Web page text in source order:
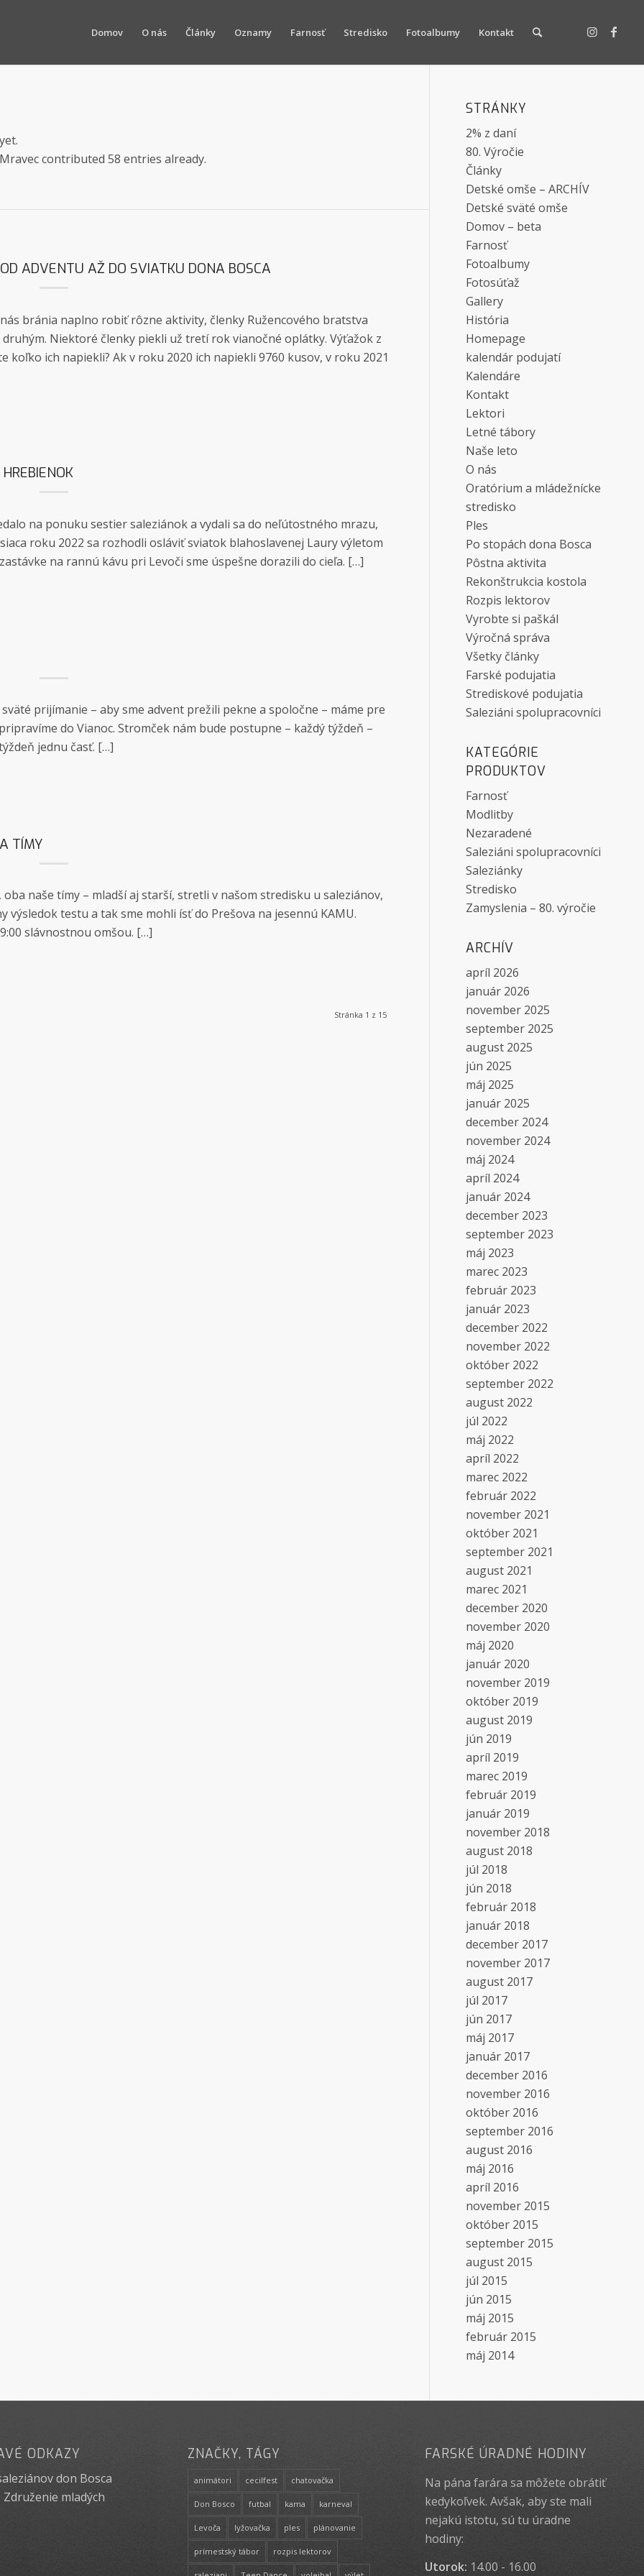
Domov O nás Články Oznamy Farnosť Stredisko Fotoalbumy Kontakt
contributed 58 entries already.
ADVENTU AŽ DO SVIATKU DONA BOSCA
bránia naplno robiť rôzne aktivity, členky Ružencového bratstva
Niektoré členky piekli už tretí rok vianočné oplátky. Výťažok z
ich napiekli? Ak v roku 2020 ich napiekli 9760 kusov, v roku 2021
na ponuku sestier saleziánok a vydali sa do neľútostného mrazu,
roku 2022 sa rozhodli osláviť sviatok blahoslavenej Laury výletom
na rannú kávu pri Levoči sme úspešne dorazili do cieľa. […]
prijímanie – aby sme advent prežili pekne a spoločne – máme pre
do Vianoc. Stromček nám bude postupne – každý týždeň –
jednu časť. […]
TÍMY
naše tímy – mladší aj starší, stretli v našom stredisku u saleziánov,
výsledok testu a tak sme mohli ísť do Prešova na jesennú KAMU.
slávnostnou omšou. […]
Stránka 1 z 15
STRÁNKY
2% z daní
80. Výročie
Články
Detské omše – ARCHÍV
Detské sväté omše
Domov – beta
Farnosť
Fotoalbumy
Fotosúťaž
Gallery
História
Homepage
kalendár podujatí
Kalendáre
Kontakt
Lektori
Letné tábory
Naše leto
O nás
Oratórium a mládežnícke
stredisko
Ples
Po stopách dona Bosca
Pôstna aktivita
Rekonštrukcia kostola
Rozpis lektorov
Vyrobte si paškál
Výročná správa
Všetky články
Farské podujatia
Strediskové podujatia
Saleziáni spolupracovníci
KATEGÓRIE
PRODUKTOV
Farnosť
Modlitby
Nezaradené
Saleziáni spolupracovníci
Saleziánky
Stredisko
Zamyslenia – 80. výročie
ARCHÍV
apríl 2026
január 2026
november 2025
september 2025
august 2025
jún 2025
máj 2025
január 2025
december 2024
november 2024
máj 2024
apríl 2024
január 2024
december 2023
september 2023
máj 2023
marec 2023
február 2023
január 2023
december 2022
november 2022
október 2022
september 2022
august 2022
júl 2022
máj 2022
apríl 2022
marec 2022
február 2022
november 2021
október 2021
september 2021
august 2021
marec 2021
december 2020
november 2020
máj 2020
január 2020
november 2019
október 2019
august 2019
jún 2019
apríl 2019
marec 2019
február 2019
január 2019
november 2018
august 2018
júl 2018
jún 2018
február 2018
január 2018
december 2017
november 2017
august 2017
júl 2017
jún 2017
máj 2017
január 2017
december 2016
november 2016
október 2016
september 2016
august 2016
máj 2016
apríl 2016
november 2015
október 2015
september 2015
august 2015
júl 2015
jún 2015
máj 2015
február 2015
máj 2014
ODKAZY
don Bosca
Združenie mladých
ZNAČKY, TÁGY
animátori cecilfest chatovačka
Don Bosco futbal kama karneval
Levoča lyžovačka ples plánovanie
prímestský tábor rozpis lektorov
FARSKÉ ÚRADNÉ HODINY
Na pána farára sa môžete obrátiť
kedykoľvek. Avšak, aby ste mali
nejakú istotu, sú tu úradne
hodiny:
Utorok: 14.00 - 16.00